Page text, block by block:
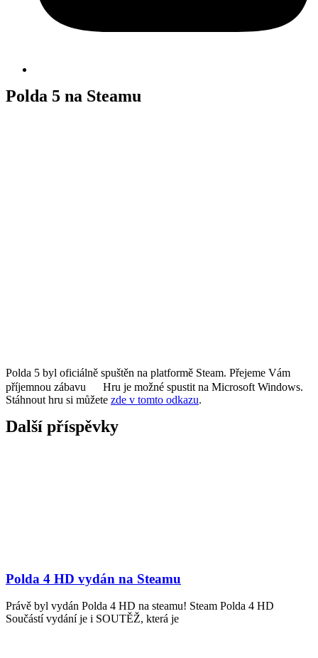
Polda 5 na Steamu
Polda 5 byl oficiálně spuštěn na platformě Steam. Přejeme Vám
příjemnou zábavu
Hru je možné spustit na Microsoft Windows.
Stáhnout hru si můžete zde v tomto odkazu.
Další příspěvky
Polda 4 HD vydán na Steamu
Právě byl vydán Polda 4 HD na steamu! Steam Polda 4 HD
Součástí vydání je i SOUTĚŽ, která je